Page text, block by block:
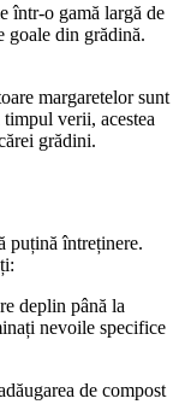
într-o gamă largă de
goale din grădină.
margaretelor sunt
verii, acestea
grădini.
puțină întreținere.
deplin până la
nevoile specifice
de compost